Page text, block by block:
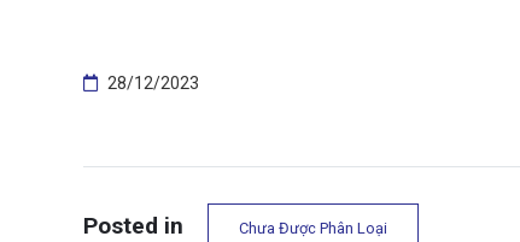
28/12/2023
Posted in Chưa Được Phân Loại